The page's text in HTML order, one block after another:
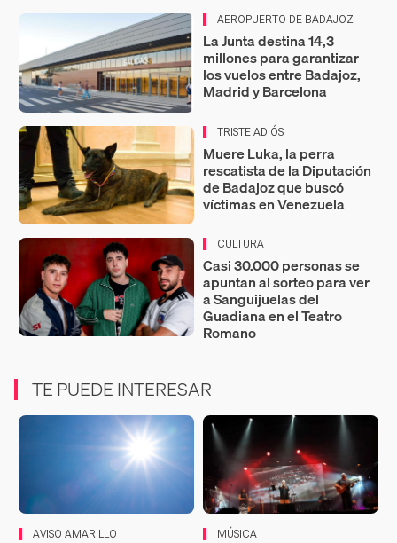
AEROPUERTO DE BADAJOZ
La Junta destina 14,3
millones para garantizar
los vuelos entre Badajoz,
Madrid y Barcelona
TRISTE ADIÓS
Muere Luka, la perra
rescatista de la Diputación
de Badajoz que buscó
víctimas en Venezuela
CULTURA
Casi 30.000 personas se
apuntan al sorteo para ver
a Sanguijuelas del
Guadiana en el Teatro
Romano
TE PUEDE INTERESAR
AVISO AMARILLO MÚSICA